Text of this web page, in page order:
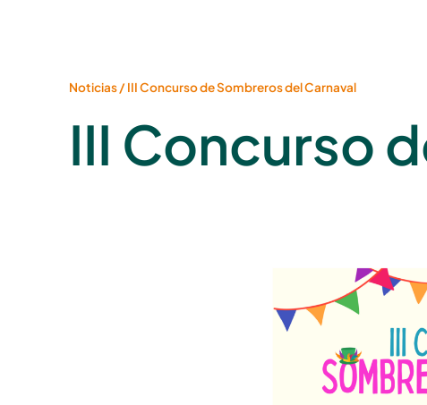
Noticias/III Concurso de Sombreros del Carnaval
III Concurso